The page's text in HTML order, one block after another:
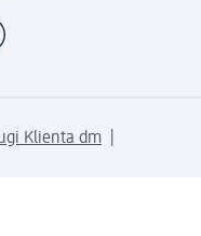
Klienta dm